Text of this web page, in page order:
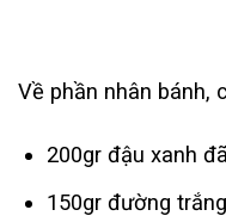
Về phần nhân bánh,
200gr đậu xanh
150gr đường